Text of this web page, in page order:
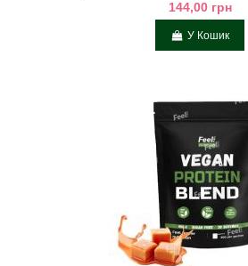
144,00 грн
У Кошик